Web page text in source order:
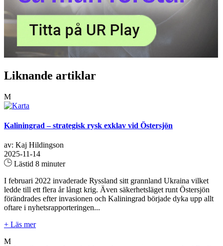
Liknande artiklar
M
Kaliningrad – strategisk rysk exklav vid Östersjön
av: Kaj Hildingson
2025-11-14
Lästid 8 minuter
I februari 2022 invaderade Ryssland sitt grannland Ukraina vilket
ledde till ett flera år långt krig. Även säkerhetsläget runt Östersjön
förändrades efter invasionen och Kaliningrad började dyka upp allt
oftare i nyhetsrapporteringen...
+ Läs mer
M